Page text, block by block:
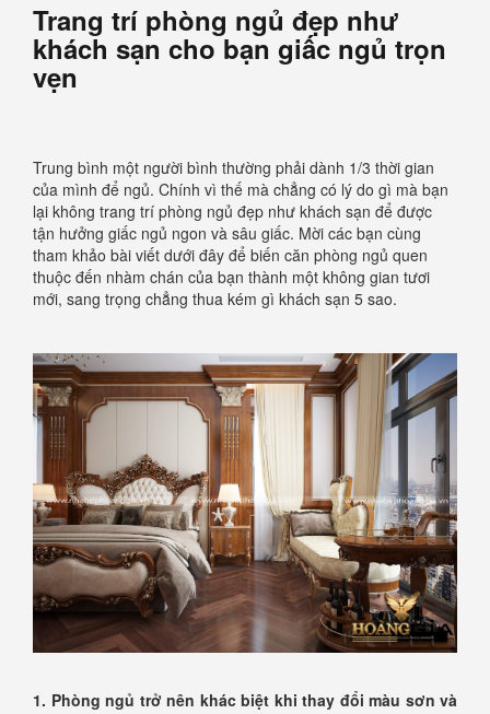
Trang trí phòng ngủ đẹp như
khách sạn cho bạn giấc ngủ trọn
vẹn
Trung bình một người bình thường phải dành 1/3 thời gian
của mình để ngủ. Chính vì thế mà chẳng có lý do gì mà bạn
lại không trang trí phòng ngủ đẹp như khách sạn để được
tận hưởng giấc ngủ ngon và sâu giấc. Mời các bạn cùng
tham khảo bài viết dưới đây để biến căn phòng ngủ quen
thuộc đến nhàm chán của bạn thành một không gian tươi
mới, sang trọng chẳng thua kém gì khách sạn 5 sao.
1. Phòng ngủ trở nên khác biệt khi thay đổi màu sơn và